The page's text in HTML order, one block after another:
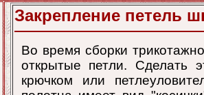
Закрепление петель
Во время сборки
открытые петли. Сделать
крючком или